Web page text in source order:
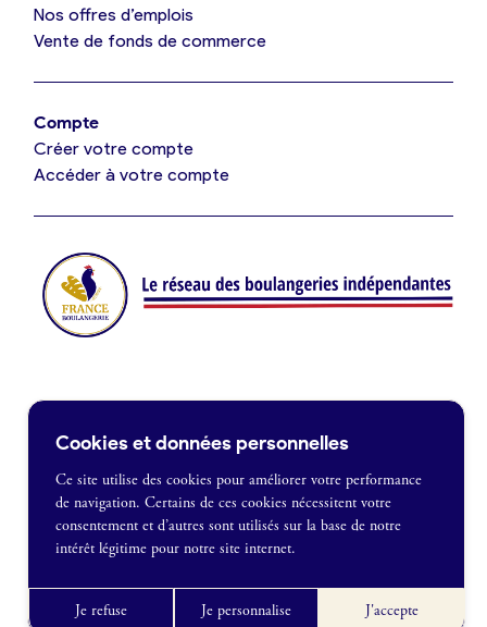
Offres d’emploi
Je suis fournisseur
Je crée mon compte
France Boulangerie
1 rue Alexandre Fleming
09 86 23 49 09
Nos offres d’emplois
Vente de fonds de commerce
Compte
Créer votre compte
Accéder à votre compte
Je souhaite être recontacté
Politique de confidentialité
CGU
Cookies et données personnelles
Ce site utilise des cookies pour améliorer votre performance
de navigation. Certains de ces cookies nécessitent votre
consentement et d’autres sont utilisés sur la base de notre
intérêt légitime pour notre site internet.
Je refuse Je personnalise J'accepte